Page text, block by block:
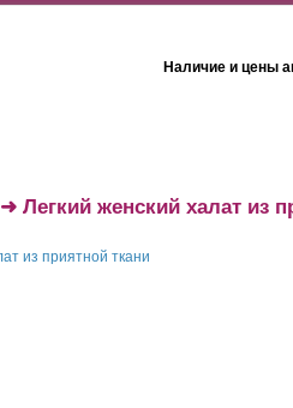
Наличие и цены
➜ Легкий женский халат из